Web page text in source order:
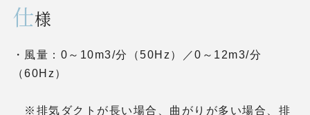
仕様
・風量：0～10m3/分（50Hz）／0～12m3/分
（60Hz）
※排気ダクトが長い場合、曲がりが多い場合、排